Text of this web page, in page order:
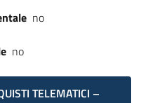
no
no
TELEMATICI –